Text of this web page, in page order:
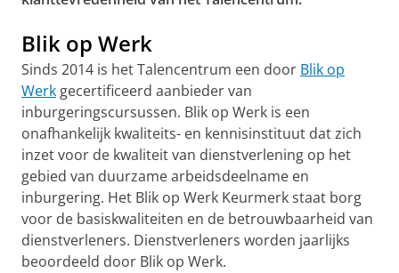
Blik op Werk
Sinds 2014 is het Talencentrum een door Blik op
Werk gecertificeerd aanbieder van
inburgeringscursussen. Blik op Werk is een
onafhankelijk kwaliteits- en kennisinstituut dat zich
inzet voor de kwaliteit van dienstverlening op het
gebied van duurzame arbeidsdeelname en
inburgering. Het Blik op Werk Keurmerk staat borg
voor de basiskwaliteiten en de betrouwbaarheid van
dienstverleners. Dienstverleners worden jaarlijks
beoordeeld door Blik op Werk.